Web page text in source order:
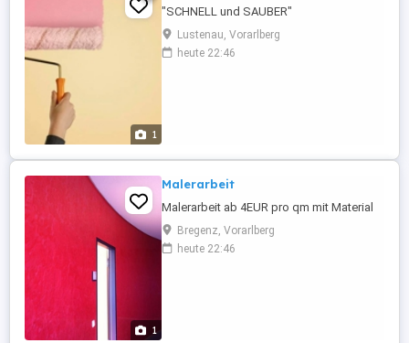
1
"SCHNELL und SAUBER"
Lustenau, Vorarlberg
heute 22:46
1
Malerarbeit
Malerarbeit ab 4EUR pro qm mit Material
Bregenz, Vorarlberg
heute 22:46